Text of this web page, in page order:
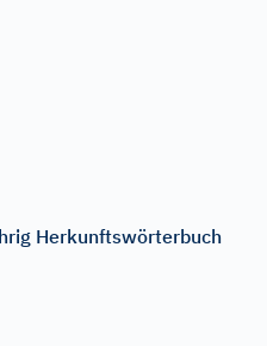
Herkunftswörterbuch